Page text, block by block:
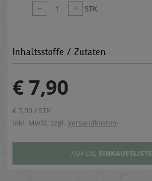
– 1 + STK
Inhaltsstoffe / Zutaten
€ 7,90
€ 7,90 / STK
inkl. MwSt. zzgl. Versandkosten
AUF DIE EINKAUFSLISTE